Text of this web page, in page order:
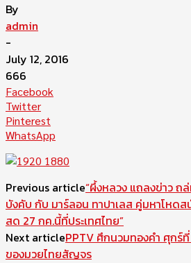
By
admin
-
July 12, 2016
666
Facebook
Twitter
Pinterest
WhatsApp
Previous article“ผึ้งหลวง แถลงข่าว
บังคับ กับ มาร์ลอน ทาปาเลส คู่มหาโหด
สด 27 กค.นี้ที่ประเทศไทย”
Next articlePPTV ศึกนวมทองคำ ศุกร์
ของมวยไทยสัญจร